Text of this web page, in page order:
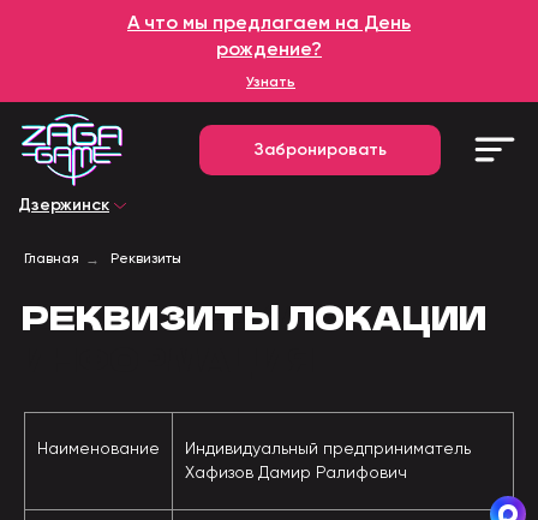
Узнать
А что мы предлагаем на День
рождение?
Забронировать
88
Дзержинск
Забронировать
Дзержинск
Главная → Реквизиты
ЮРИДИЧЕСКАЯ
РЕКВИЗИТЫ ЛОКАЦИИ
ЮРИДИЧЕСКАЯ
ИНФОРМАЦИЯ
Наименование
Индивидуальный предприниматель
Хафизов Дамир Ралифович